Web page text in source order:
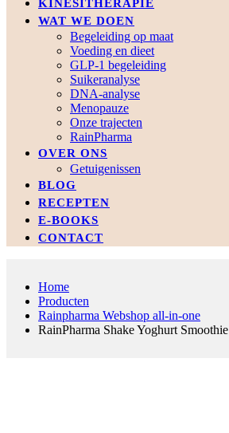
KINESITHERAPIE
WAT WE DOEN
Begeleiding op maat
Voeding en dieet
GLP-1 begeleiding
Suikeranalyse
DNA-analyse
Menopauze
Onze trajecten
RainPharma
OVER ONS
Getuigenissen
BLOG
RECEPTEN
E-BOOKS
CONTACT
Home
Producten
Rainpharma Webshop all-in-one
RainPharma Shake Yoghurt Smoothie